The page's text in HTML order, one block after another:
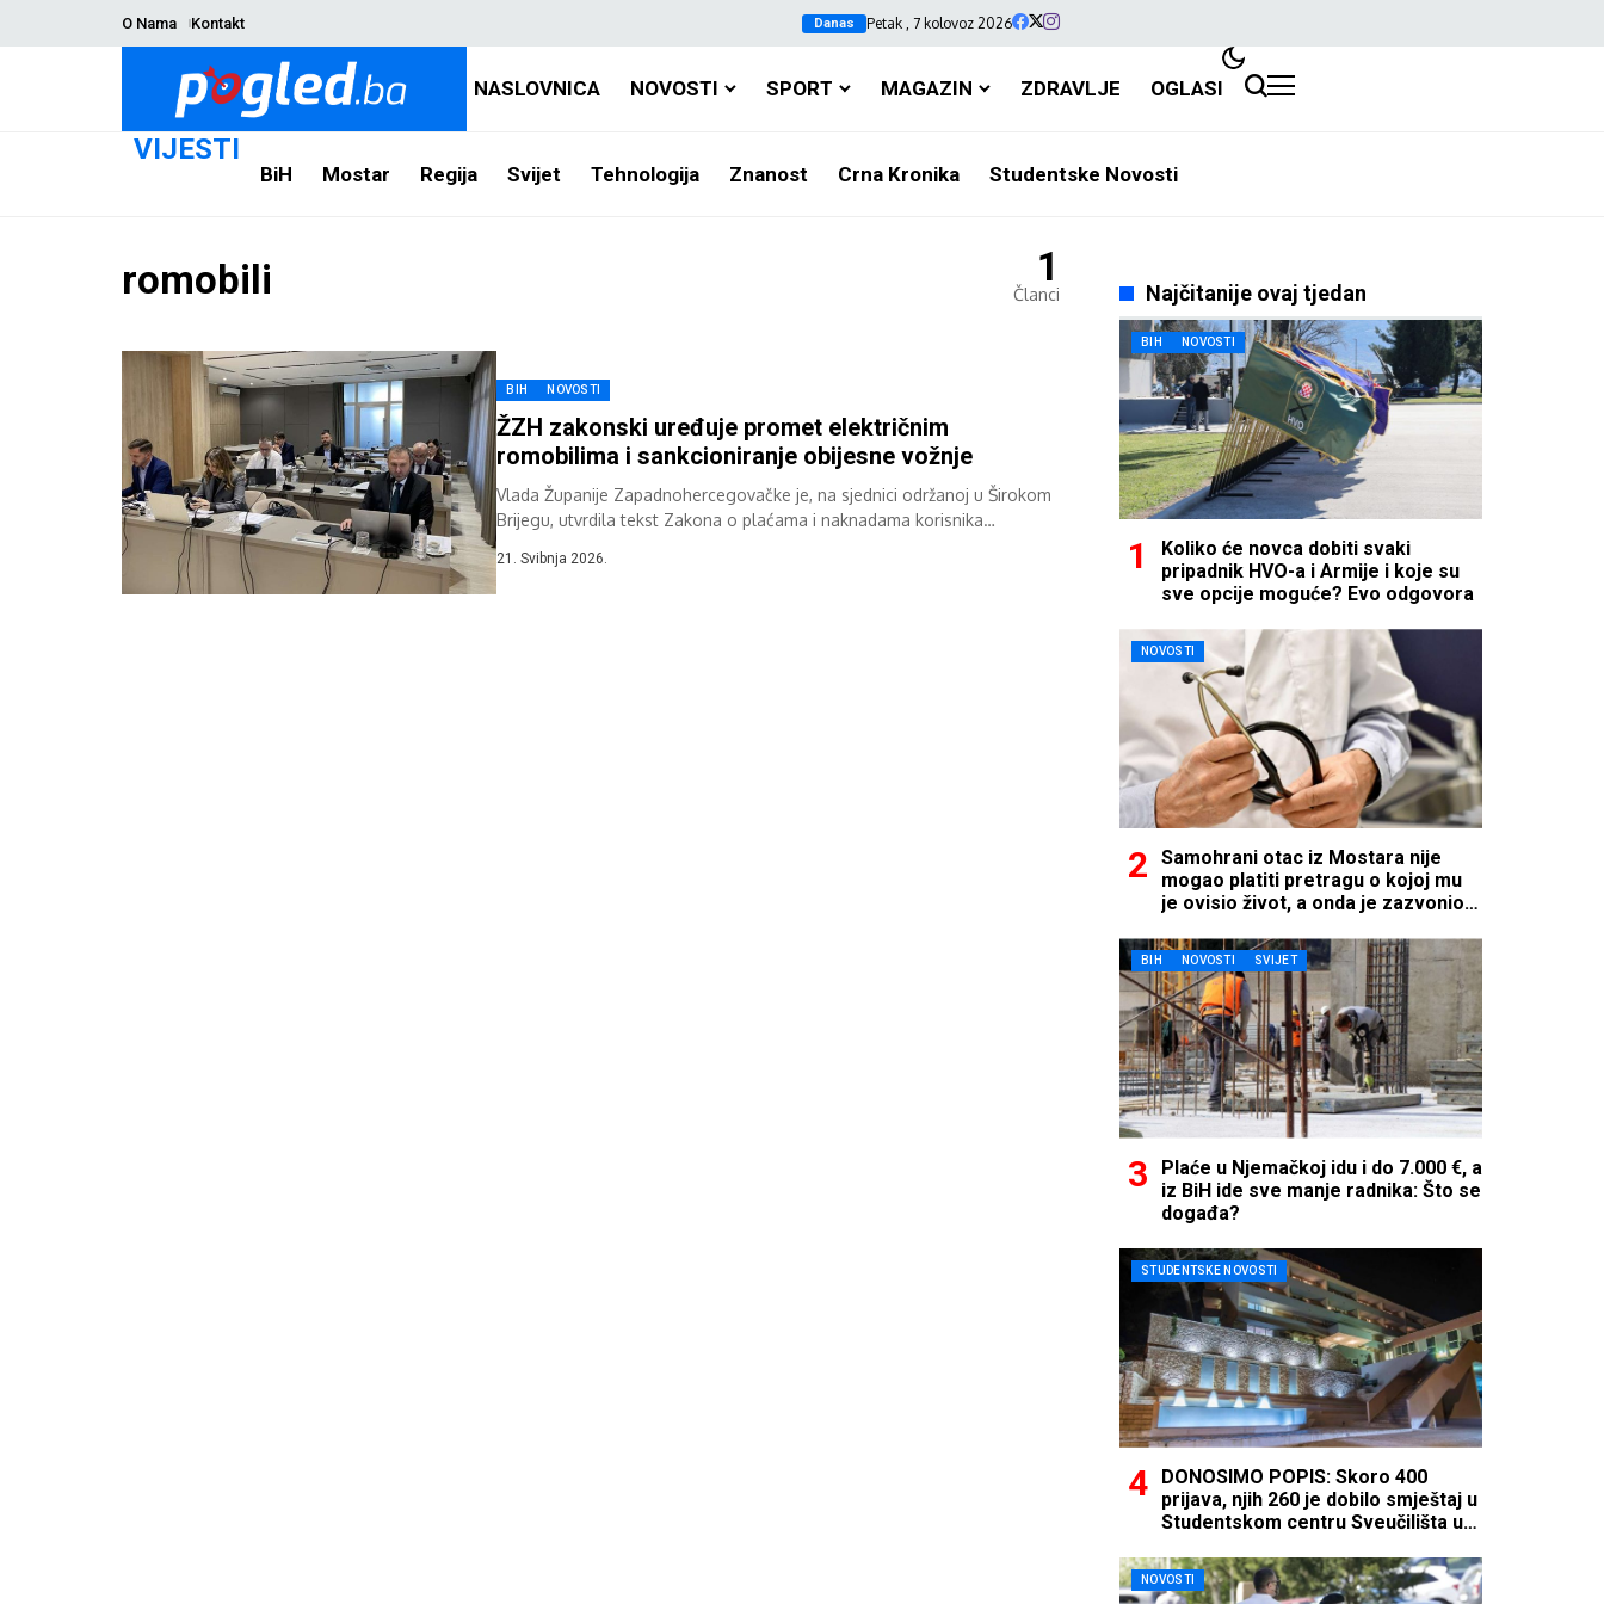
O Nama Kontakt Danas Petak , 7 kolovoz 2026
NASLOVNICA NOVOSTI SPORT MAGAZIN ZDRAVLJE OGLASI
VIJESTI
BiH Mostar Regija Svijet Tehnologija Znanost Crna Kronika Studentske Novosti
romobili 1
Članci
BIH NOVOSTI
ŽZH zakonski uređuje promet električnim
romobilima i sankcioniranje obijesne vožnje
Vlada Županije Zapadnohercegovačke je, na sjednici održanoj u Širokom
Brijegu, utvrdila tekst Zakona o plaćama i naknadama korisnika
21. Svibnja 2026.
Najčitanije ovaj tjedan
BIH NOVOSTI
Koliko će novca dobiti svaki
pripadnik HVO-a i Armije i koje su
sve opcije moguće? Evo odgovora
NOVOSTI
Samohrani otac iz Mostara nije
mogao platiti pretragu o kojoj mu
je ovisio život, a onda je zazvonio
BIH NOVOSTI SVIJET
Plaće u Njemačkoj idu i do 7.000 €, a
iz BiH ide sve manje radnika: Što se
događa?
STUDENTSKE NOVOSTI
DONOSIMO POPIS: Skoro 400
prijava, njih 260 je dobilo smještaj u
Studentskom centru Sveučilišta u
NOVOSTI